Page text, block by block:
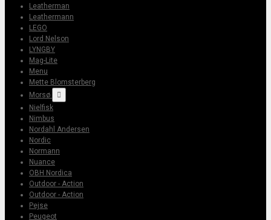
Leatherman
Leathermann
LEGO
Lord Nelson
LYNGBY
Mag-Lite
Menu
Mette Blomsterberg
Morsø

Nielfisk
Nimbus
Nordahl Andersen
Nordic
Normann
Nuance
OBH Nordica
Outdoor - Action
Outdoor - Action
Pejse
Peugeot